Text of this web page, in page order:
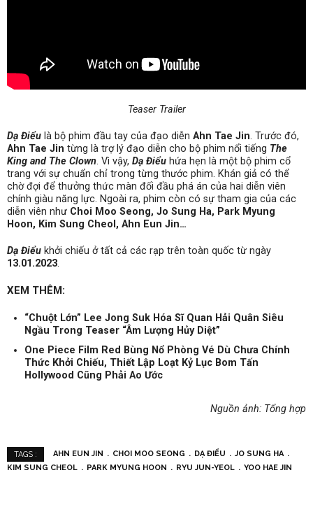
Teaser Trailer
Dạ Điểu là bộ phim đầu tay của đạo diễn Ahn Tae Jin. Trước đó,
Ahn Tae Jin từng là trợ lý đạo diễn cho bộ phim nổi tiếng The
King and The Clown. Vì vậy, Dạ Điểu hứa hẹn là một bộ phim cổ
trang với sự chuẩn chỉ trong từng thước phim. Khán giả có thể
chờ đợi để thưởng thức màn đối đầu phá án của hai diễn viên
chính giàu năng lực. Ngoài ra, phim còn có sự tham gia của các
diễn viên như Choi Moo Seong, Jo Sung Ha, Park Myung
Hoon, Kim Sung Cheol, Ahn Eun Jin…
Dạ Điểu khởi chiếu ở tất cả các rạp trên toàn quốc từ ngày
13.01.2023.
XEM THÊM:
“Chuột Lớn” Lee Jong Suk Hóa Sĩ Quan Hải Quân Siêu
Ngầu Trong Teaser “Âm Lượng Hủy Diệt”
One Piece Film Red Bùng Nổ Phòng Vé Dù Chưa Chính
Thức Khởi Chiếu, Thiết Lập Loạt Kỷ Lục Bom Tấn
Hollywood Cũng Phải Ao Ước
Nguồn ảnh: Tổng hợp
TAGS : AHN EUN JIN CHOI MOO SEONG DẠ ĐIỂU
JO SUNG HA
KIM SUNG CHEOL
PARK MYUNG HOON RYU JUN-YEOL YOO HAE JIN